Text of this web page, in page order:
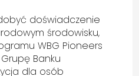
doświadczenie
środowisku,
WBG Pioneers
Banku
dla osób